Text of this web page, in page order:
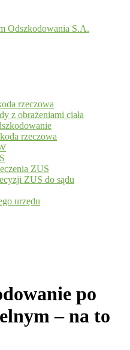
Odszkodowania S.A.
rzeczowa
z obrażeniami ciała
rzeczowa
ZUS
ZUS do sądu
urzędu
po
– na to